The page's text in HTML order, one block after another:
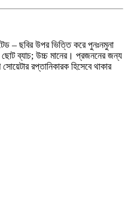
– ছবির উপর ভিত্তি করে পুনঃনমুনা
ছোট ব্যাচ; উচ্চ মানের। প্রজননের জন্য
রপ্তানিকারক হিসেবে থাকার